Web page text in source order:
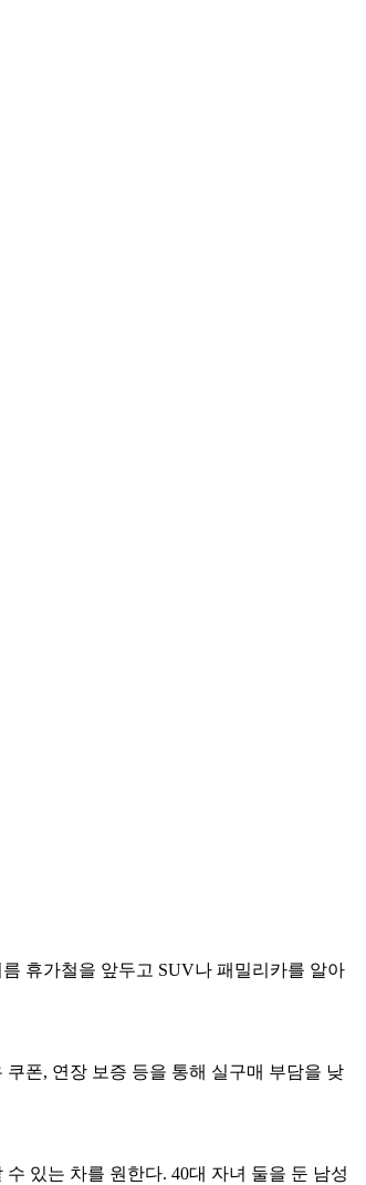
휴가철을 앞두고 SUV나 패밀리카를 알아
폰, 연장 보증 등을 통해 실구매 부담을 낮
있는 차를 원한다. 40대 자녀 둘을 둔 남성